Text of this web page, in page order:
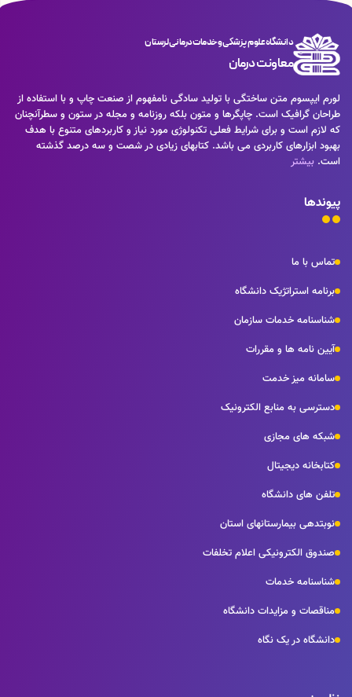
دانشگاه علوم پزشکی و خدمات درمانی لرستان
معاونت درمان
لورم ایپسوم متن ساختگی با تولید سادگی نامفهوم از صنعت چاپ و با استفاده از
طراحان گرافیک است. چاپگرها و متون بلکه روزنامه و مجله در ستون و سطرآنچنان
که لازم است و برای شرایط فعلی تکنولوژی مورد نیاز و کاربردهای متنوع با هدف
بهبود ابزارهای کاربردی می باشد. کتابهای زیادی در شصت و سه درصد گذشته
است. بیشتر
پیوندها
تماس با ما
برنامه استراتژیک دانشگاه
شناسنامه خدمات سازمان
آیین نامه ها و مقررات
سامانه میز خدمت
دسترسی به منابع الکترونیک
شبکه های مجازی
کتابخانه دیجیتال
تلفن های دانشگاه
نوبتدهی بیمارستانهای استان
صندوق الکترونیکی اعلام تخلفات
شناسنامه خدمات
مناقصات و مزایدات دانشگاه
دانشگاه در یک نگاه